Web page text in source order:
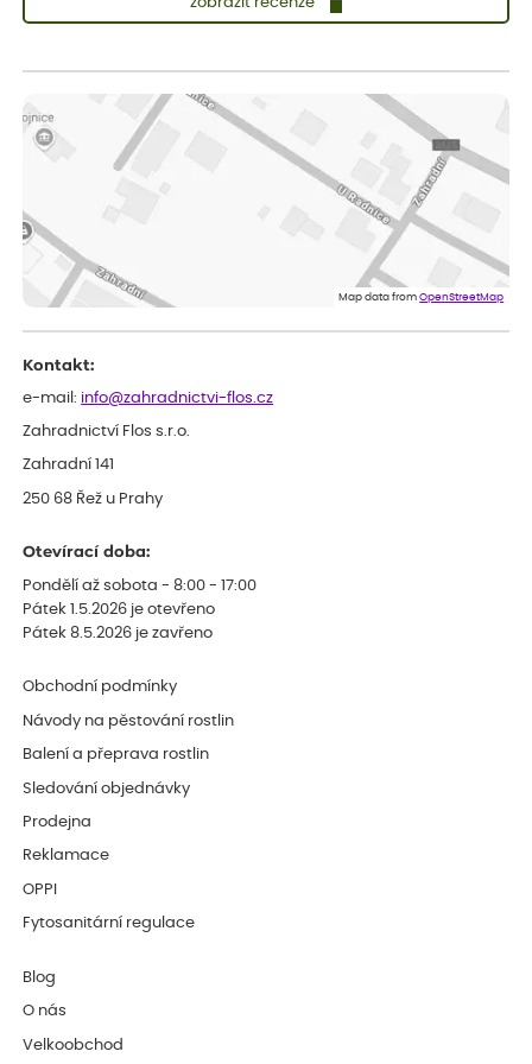
zobrazit recenze
Vše v pořádku, jsem spokojena.
ověřený nákup
Rostlina mi přišla v dobrém stavu, jsem spokojená.
Zuzana
Spokojenost s dodáním kvalitních rostlin
Map data fromOpenStreetMap
Kontakt:
e-mail: info@zahradnictvi-flos.cz
Zahradnictví Flos s.r.o.
Zahradní 141
250 68 Řež u Prahy
Otevírací doba:
Pondělí až sobota - 8:00 - 17:00
Pátek 1.5.2026 je otevřeno
Pátek 8.5.2026 je zavřeno
Obchodní podmínky
Návody na pěstování rostlin
Balení a přeprava rostlin
Sledování objednávky
Prodejna
Reklamace
OPPI
Fytosanitární regulace
Blog
O nás
Velkoobchod